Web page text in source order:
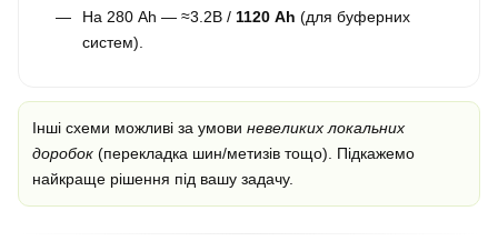
На 280 Ah — ≈3.2В / 1120 Ah (для буферних
систем).
Інші схеми можливі за умови невеликих локальних
доробок (перекладка шин/метизів тощо). Підкажемо
найкраще рішення під вашу задачу.